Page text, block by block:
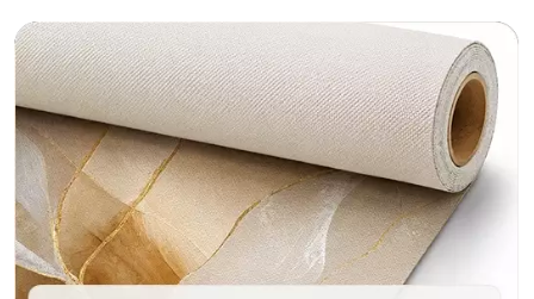
largura aproximada
160cm 200cm
280cm 320cm